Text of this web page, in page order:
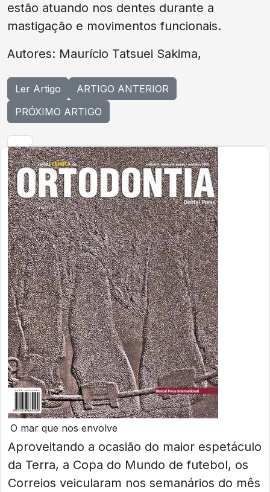
estão atuando nos dentes durante a
mastigação e movimentos funcionais.
Autores: Maurício Tatsuei Sakima,
Ler Artigo
ARTIGO ANTERIOR
PRÓXIMO ARTIGO
O mar que nos envolve
Aproveitando a ocasião do maior espetáculo
da Terra, a Copa do Mundo de futebol, os
Correios veicularam nos semanários do mês